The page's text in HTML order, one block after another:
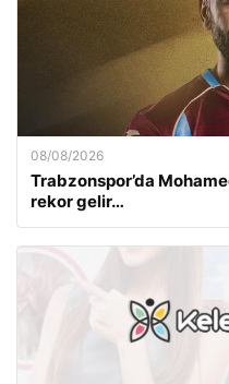
08/08/2026
Trabzonspor’da
rekor gelir…